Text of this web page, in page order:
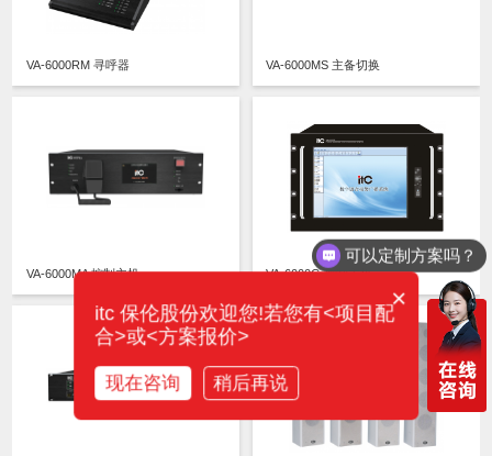
VA-6000RM 寻呼器 VA-6000MS 主备切换
VA-6000MA 控制主机 VA-6000G 控制主机
可以定制方案吗？
×
itc 保伦股份欢迎您!若您有<项目配
合>或<方案报价>
现在咨询 稍后再说